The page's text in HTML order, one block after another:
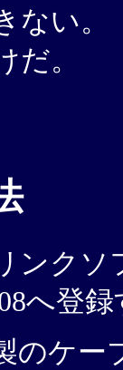
ない
だ。
クソ
へ登
のケ